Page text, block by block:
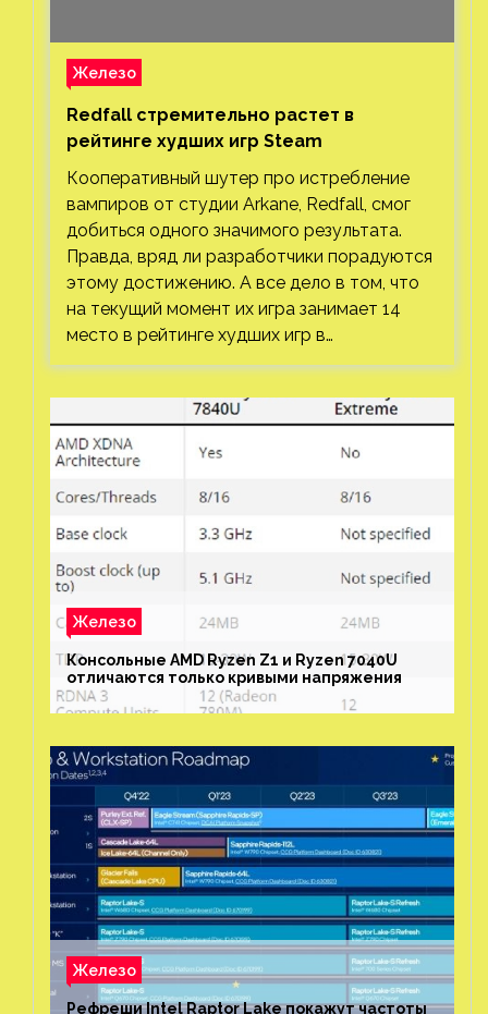
Железо
Redfall стремительно растет в
рейтинге худших игр Steam
Кооперативный шутер про истребление
вампиров от студии Arkane, Redfall, смог
добиться одного значимого результата.
Правда, вряд ли разработчики порадуются
этому достижению. А все дело в том, что
на текущий момент их игра занимает 14
место в рейтинге худших игр в…
Железо
Консольные AMD Ryzen Z1 и Ryzen 7040U
отличаются только кривыми напряжения
Железо
Рефреши Intel Raptor Lake покажут частоты